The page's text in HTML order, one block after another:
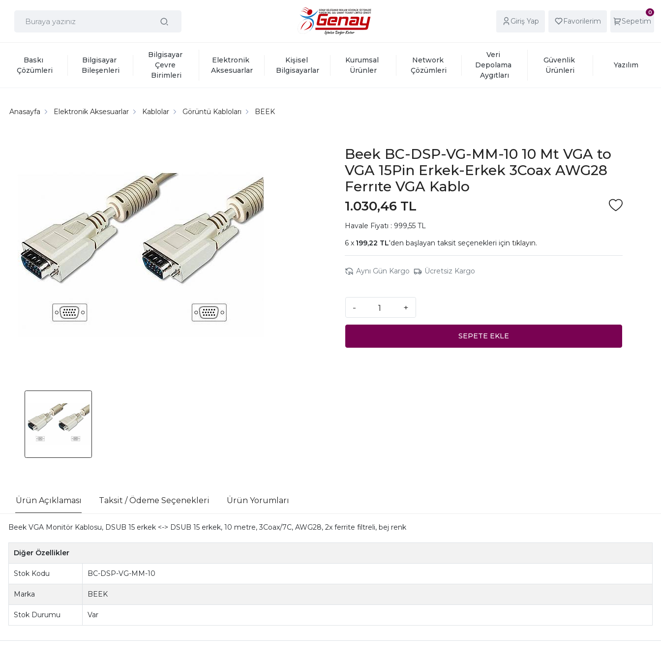
Giriş Yap Favorilerim
0
Sepetim
Baskı
Çözümleri
Bilgisayar
Bileşenleri
Bilgisayar
Çevre
Birimleri
Elektronik
Aksesuarlar
Kişisel
Bilgisayarlar
Kurumsal
Ürünler
Network
Çözümleri
Veri
Depolama
Aygıtları
Güvenlik
Ürünleri
Yazılım
Anasayfa Elektronik Aksesuarlar Kablolar Görüntü Kabloları BEEK
Beek BC-DSP-VG-MM-10 10 Mt VGA to
VGA 15Pin Erkek-Erkek 3Coax AWG28
Ferrıte VGA Kablo
1.030,46 TL
Havale Fiyatı : 999,55 TL
199,22 TL'den başlayan taksit seçenekleri için tıklayın.
Aynı Gün Kargo Ücretsiz Kargo
- +
SEPETE EKLE
Ürün Açıklaması Taksit / Ödeme Seçenekleri Ürün Yorumları
Beek VGA Monitör Kablosu, DSUB 15 erkek <-> DSUB 15 erkek, 10 metre, 3Coax/7C, AWG28, 2x ferrite filtreli, bej renk
Diğer Özellikler
Stok Kodu BC-DSP-VG-MM-10
Marka BEEK
Stok Durumu Var